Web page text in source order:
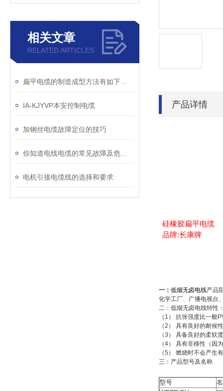
相关文章
RELATED ARTICLES
IA-KJYVP本安控制电缆
加钢丝电缆故障定位的技巧
电机引接电缆线的选择和要求
产品详情
硅橡胶扁平电缆
品牌:长康牌
一： 低烟无卤电线产品
化学工厂、广播电视台
二：低烟无卤电线特性
（1） 抗张强度比一
（2） 具有良好的耐
（3） 具备良好的柔
（4） 具有非移性（因
（5） 燃烧时不会产生
三：产品型号及名称
型号